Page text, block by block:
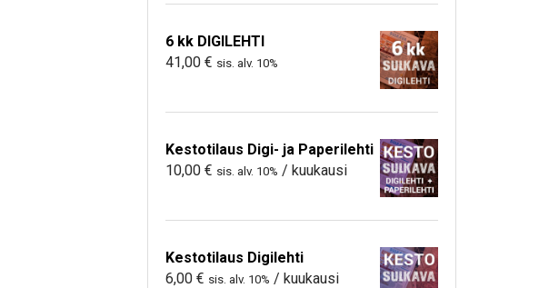
6 kk DIGILEHTI
41,00 € sis. alv. 10%
Kestotilaus Digi- ja Paperilehti
10,00 € sis. alv. 10% / kuukausi
Kestotilaus Digilehti
6,00 € sis. alv. 10% / kuukausi